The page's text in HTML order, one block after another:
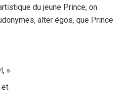
du jeune Prince, on
alter égos, que Prince
»
et